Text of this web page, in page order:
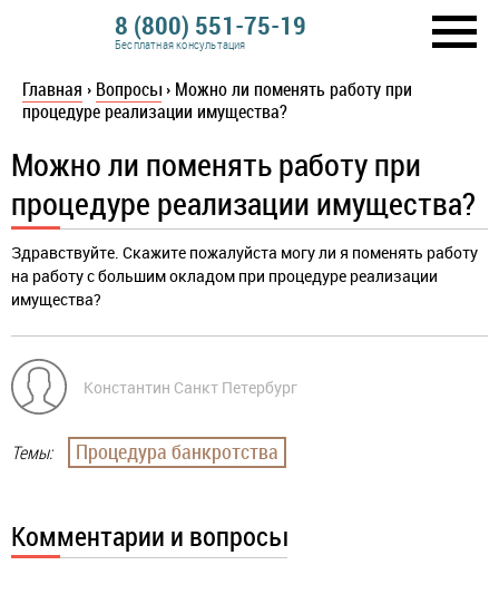
8 (800) 551-75-19
Бесплатная консультация
Главная › Вопросы › Можно ли поменять работу при
процедуре реализации имущества?
Можно ли поменять работу при
процедуре реализации имущества?
Здравствуйте. Скажите пожалуйста могу ли я поменять работу
на работу с большим окладом при процедуре реализации
имущества?
Константин Санкт Петербург
Темы: Процедура банкротства
Комментарии и вопросы